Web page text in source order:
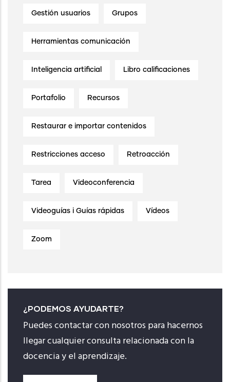
Gestión usuarios Grupos
Herramientas comunicación
Inteligencia artificial Libro calificaciones
Portafolio Recursos
Restaurar e importar contenidos
Restricciones acceso Retroacción
Tarea Videoconferencia
Videoguías i Guías rápidas Vídeos
Zoom
¿PODEMOS AYUDARTE?
Puedes contactar con nosotros para hacernos
llegar cualquier consulta relacionada con la
docencia y el aprendizaje.